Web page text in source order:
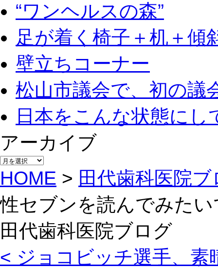
“ワンヘルスの森”
足が着く椅子＋机＋傾
壁立ちコーナー
松山市議会で、初の議
日本をこんな状態に
アーカイブ
アー
カ
イ
HOME > 田代歯科医院ブ
性セブンを読んでみた
田代歯科医院ブログ
< ジョコビッチ選手、素